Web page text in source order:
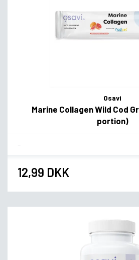
Osavi
Marine Collagen Wild Cod
portion)
12,99 DKK